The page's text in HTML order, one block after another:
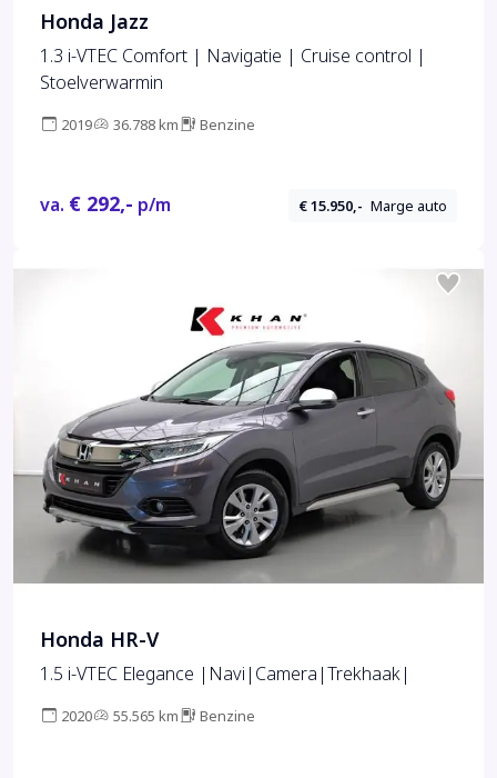
Honda Jazz
1.3 i-VTEC Comfort | Navigatie | Cruise control |
Stoelverwarmin
2019 36.788 km Benzine
va. € 292,- p/m € 15.950,- Marge auto
Honda HR-V
1.5 i-VTEC Elegance |Navi|Camera|Trekhaak|
2020 55.565 km Benzine